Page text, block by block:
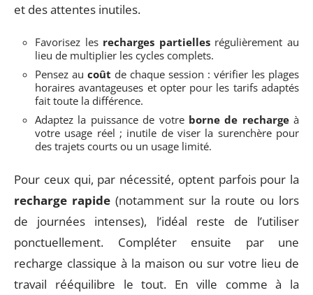
et des attentes inutiles.
Favorisez les recharges partiellesrégulièrement au
lieu de multiplier les cycles complets.
Pensez au coût de chaque session : vérifier les plages
horaires avantageuses et opter pour les tarifs adaptés
fait toute la différence.
Adaptez la puissance de votre borne de rechargeà
votre usage réel ; inutile de viser la surenchère pour
des trajets courts ou un usage limité.
Pour ceux qui, par nécessité, optent parfois pour la
recharge rapide (notamment sur la route ou lors
de journées intenses), l’idéal reste de l’utiliser
ponctuellement. Compléter ensuite par une
recharge classique à la maison ou sur votre lieu de
travail rééquilibre le tout. En ville comme à la